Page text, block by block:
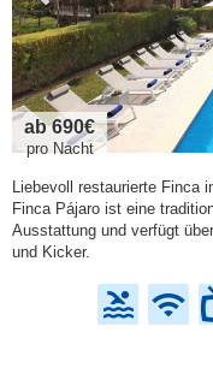
ab 690€
pro Nacht
Liebevoll restaurierte Finca
Finca Pájaro ist eine
Ausstattung und verfügt
und Kicker.